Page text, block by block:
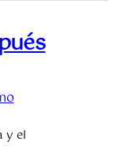
y el